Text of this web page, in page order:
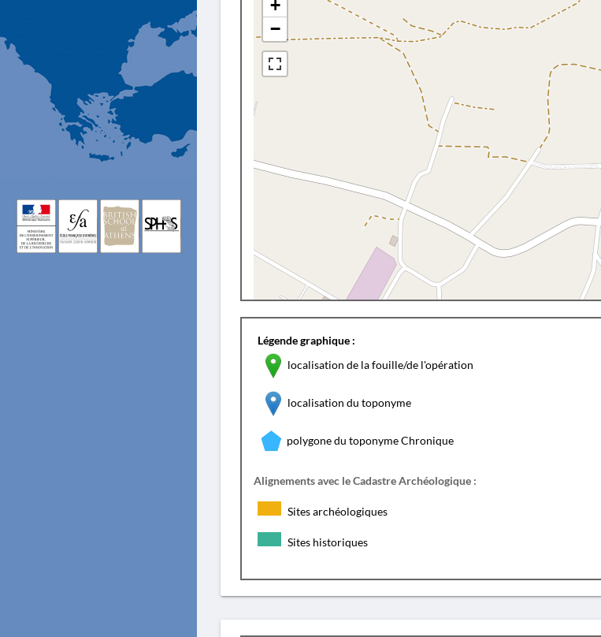
+
−
Légende graphique :
localisation de la fouille/de l'opération
localisation du toponyme
polygone du toponyme Chronique
Alignements avec le Cadastre Archéologique :
Sites archéologiques
Sites historiques